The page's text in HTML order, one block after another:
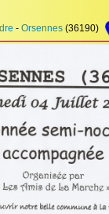
- Orsennes (36190)